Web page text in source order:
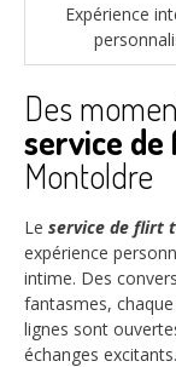
Expérience
Des
service
Montoldre
Le service de flirt
expérience
intime. Des
fantasmes,
lignes sont
échanges excitants.